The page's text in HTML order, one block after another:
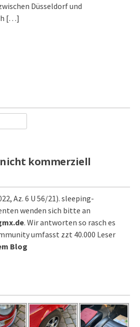
Düsseldorf und
[…]
kommerziell
Az. 6 U 56/21). sleeping-
wenden sich bitte an
. Wir antworten so rasch es
umfasst zzt 40.000 Leser
Blog